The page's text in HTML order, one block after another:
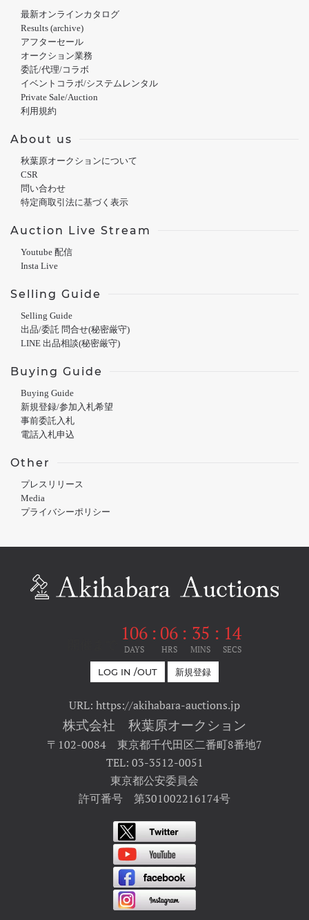
最新オンラインカタログ
Results (archive)
アフターセール
オークション業務
委託/代理/コラボ
イベントコラボ/システムレンタル
Private Sale/Auction
利用規約
About us
秋葉原オークションについて
CSR
問い合わせ
特定商取引法に基づく表示
Auction Live Stream
Youtube 配信
Insta Live
Selling Guide
Selling Guide
出品/委託 問合せ(秘密厳守)
LINE 出品相談(秘密厳守)
Buying Guide
Buying Guide
新規登録/参加入札希望
事前委託入札
電話入札申込
Other
プレスリリース
Media
プライバシーポリシー
106
DAYS
: 06
HRS
: 35
MINS
: 14
SECS
LOG IN /OUT 新規登録
URL: https://akihabara-auctions.jp
株式会社 秋葉原オークション
〒102-0084 東京都千代田区二番町8番地7
TEL: 03-3512-0051
東京都公安委員会
許可番号 第301002216174号